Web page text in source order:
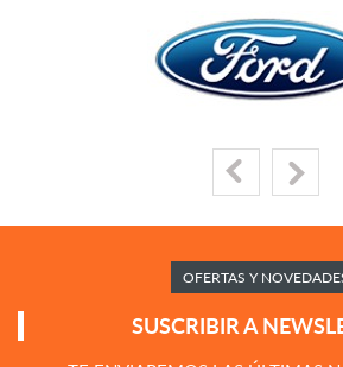
OFERTAS Y
SUSCRIBIR A